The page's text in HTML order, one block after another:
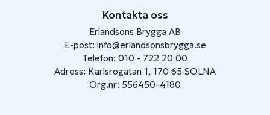
Kontakta oss
Erlandsons Brygga AB
E-post: info@erlandsonsbrygga.se
Telefon: 010 - 722 20 00
Adress: Karlsrogatan 1, 170 65 SOLNA
Org.nr: 556450-4180